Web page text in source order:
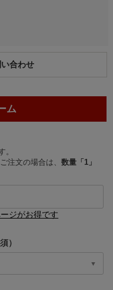
合わせ
ム
。
注文の場合は、数量「1」
ジがお得です
）